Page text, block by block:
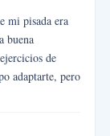
mi pisada era
buena
de
adaptarte, pero